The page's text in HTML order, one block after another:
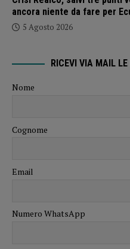
ancora niente da fare per
5 Agosto 2026
RICEVI VIA MAIL
Nome
Cognome
Email
Numero WhatsApp